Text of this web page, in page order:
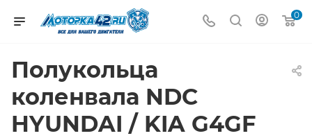
0
Полукольца
коленвала NDC
HYUNDAI / KIA G4GF